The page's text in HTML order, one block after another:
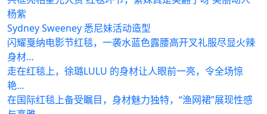
杨紫
Sydney Sweeney 悉尼妹活动造型
闪耀戛纳电影节红毯，一袭水蓝色露腰高开叉礼服尽显火辣
身材…
走在红毯上，徐璐LULU 的身材让人眼前一亮，令全场惊
艳…
在国际红毯上备受瞩目，身材魅力独特，“渔网裙”展现性感